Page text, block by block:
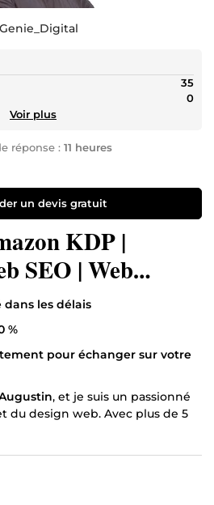
Genie_Digital
35
0
Voir plus
réponse : 11 heures
un devis gratuit
KDP |
SEO | Web
dans les délais
%
pour échanger sur votre
, et je suis un passionné
du design web. Avec plus de 5
: